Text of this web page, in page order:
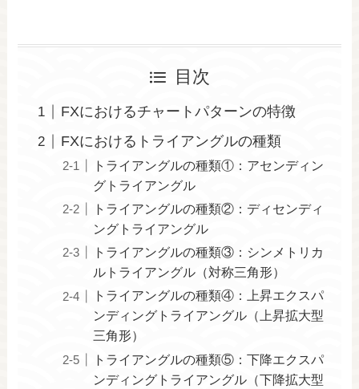
目次
FXにおけるチャートパターンの特徴
FXにおけるトライアングルの種類
トライアングルの種類①：アセンディン
グトライアングル
トライアングルの種類②：ディセンディ
ングトライアングル
トライアングルの種類③：シンメトリカ
ルトライアングル（対称三角形）
トライアングルの種類④：上昇エクスパ
ンディングトライアングル（上昇拡大型
三角形）
トライアングルの種類⑤：下降エクスパ
ンディングトライアングル（下降拡大型